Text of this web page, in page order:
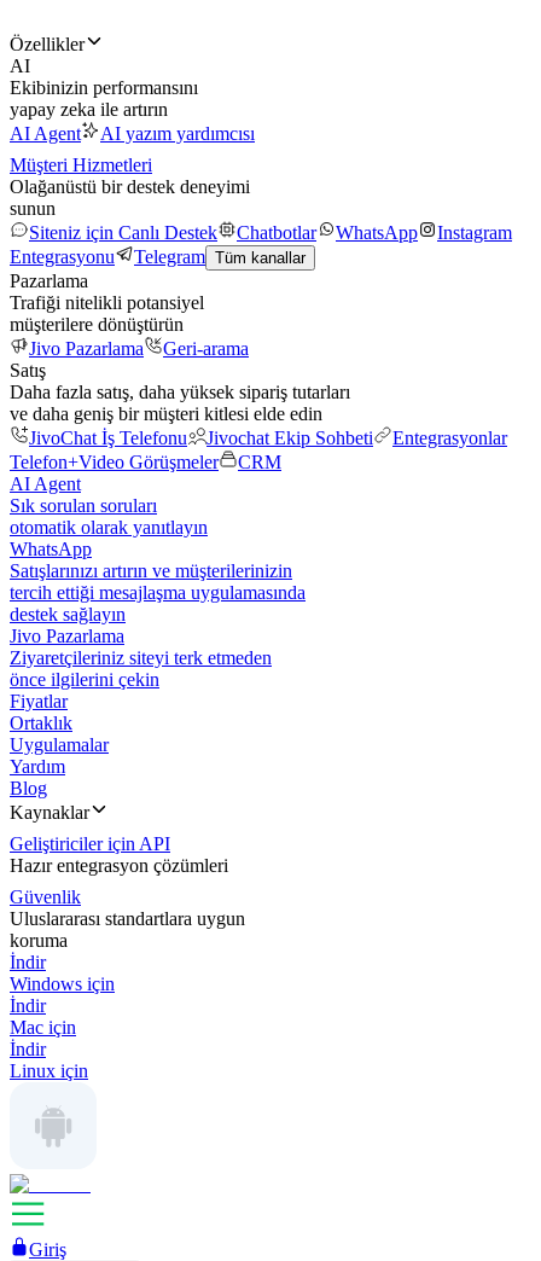
Özellikler
AI
Ekibinizin performansını
yapay zeka ile artırın
AI Agent
AI yazım yardımcısı
Müşteri Hizmetleri
Olağanüstü bir destek deneyimi
sunun
Siteniz için Canlı Destek
Chatbotlar WhatsApp
Instagram
Entegrasyonu
Telegram Tüm kanallar
Pazarlama
Trafiği nitelikli potansiyel
müşterilere dönüştürün
Jivo Pazarlama
Geri-arama
Satış
Daha fazla satış, daha yüksek sipariş tutarları
ve daha geniş bir müşteri kitlesi elde edin
JivoChat İş Telefonu
Jivochat Ekip Sohbeti
Entegrasyonlar
Telefon+Video Görüşmeler
CRM
AI Agent
Sık sorulan soruları
otomatik olarak yanıtlayın
WhatsApp
Satışlarınızı artırın ve müşterilerinizin
tercih ettiği mesajlaşma uygulamasında
destek sağlayın
Jivo Pazarlama
Ziyaretçileriniz siteyi terk etmeden
önce ilgilerini çekin
Fiyatlar
Ortaklık
Uygulamalar
Yardım
Blog
Kaynaklar
Geliştiriciler için API
Hazır entegrasyon çözümleri
Güvenlik
Uluslararası standartlara uygun
koruma
İndir
Windows için
İndir
Mac için
İndir
Linux için
Giriş